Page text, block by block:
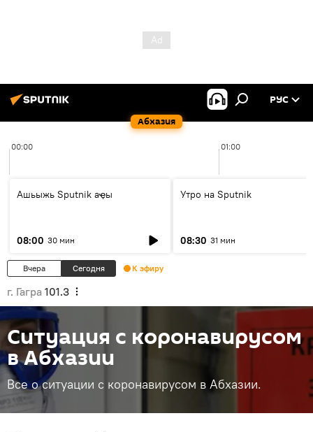
Абхазия
РУС
00:00 01:00
Ашьыжь Sputnik аҿы
08:00 30 мин
Утро на Sputnik
08:30 31 мин
Вчера Сегодня К эфиру
г. Гагра 101.3
Ситуация с коронавирусом
в Абхазии
Все о ситуации с коронавирусом в Абхазии.